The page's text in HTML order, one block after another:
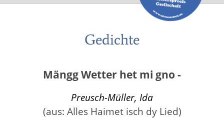
Gedichte
Mängg Wetter het mi gno -
Preusch-Müller, Ida
(aus: Alles Haimet isch dy Lied)